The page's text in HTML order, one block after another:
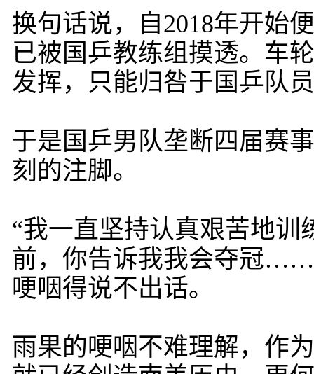
换句话说，自2018年开始
已被国乒教练组摸透。车
发挥，只能归咎于国乒队
于是国乒男队垄断四届赛
刻的注脚。
“我一直坚持认真艰苦地
前，你告诉我我会夺冠
哽咽得说不出话。
雨果的哽咽不难理解，作